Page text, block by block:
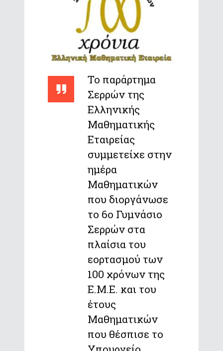
Το παράρτημα
Σερρών της
Ελληνικής
Μαθηματικής
Εταιρείας
συμμετείχε στην
ημέρα
Μαθηματικών
που διοργάνωσε
το 6ο Γυμνάσιο
Σερρών στα
πλαίσια του
εορτασμού των
100 χρόνων της
Ε.Μ.Ε. και του
έτους
Μαθηματικών
που θέσπισε το